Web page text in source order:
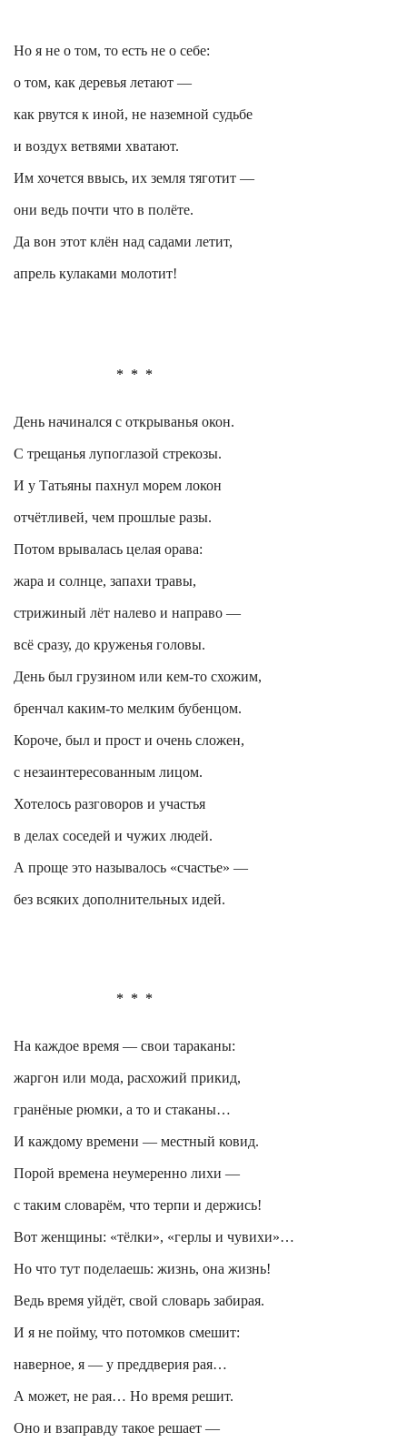
Но я не о том, то есть не о себе:
о том, как деревья летают —
как рвутся к иной, не наземной судьбе
и воздух ветвями хватают.
Им хочется ввысь, их земля тяготит —
они ведь почти что в полёте.
Да вон этот клён над садами летит,
апрель кулаками молотит!
* * *
День начинался с открыванья окон.
С трещанья лупоглазой стрекозы.
И у Татьяны пахнул морем локон
отчётливей, чем прошлые разы.
Потом врывалась целая орава:
жара и солнце, запахи травы,
стрижиный лёт налево и направо —
всё сразу, до круженья головы.
День был грузином или кем-то схожим,
бренчал каким-то мелким бубенцом.
Короче, был и прост и очень сложен,
с незаинтересованным лицом.
Хотелось разговоров и участья
в делах соседей и чужих людей.
А проще это называлось «счастье» —
без всяких дополнительных идей.
* * *
На каждое время — свои тараканы:
жаргон или мода, расхожий прикид,
гранёные рюмки, а то и стаканы…
И каждому времени — местный ковид.
Порой времена неумеренно лихи —
с таким словарём, что терпи и держись!
Вот женщины: «тёлки», «герлы и чувихи»…
Но что тут поделаешь: жизнь, она жизнь!
Ведь время уйдёт, свой словарь забирая.
И я не пойму, что потомков смешит:
наверное, я — у преддверия рая…
А может, не рая… Но время решит.
Оно и взаправду такое решает —